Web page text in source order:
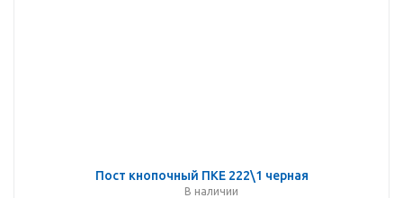
Пост кнопочный ПКЕ 222\1 черная
В наличии